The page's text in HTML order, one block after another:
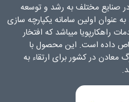
در صنایع مختلف به رشد و توسعه
عنوان اولین سامانه یکپارچه سازی
میباشد که افتخار
داده است. این محصول با
در کشور برای ارتقاء به